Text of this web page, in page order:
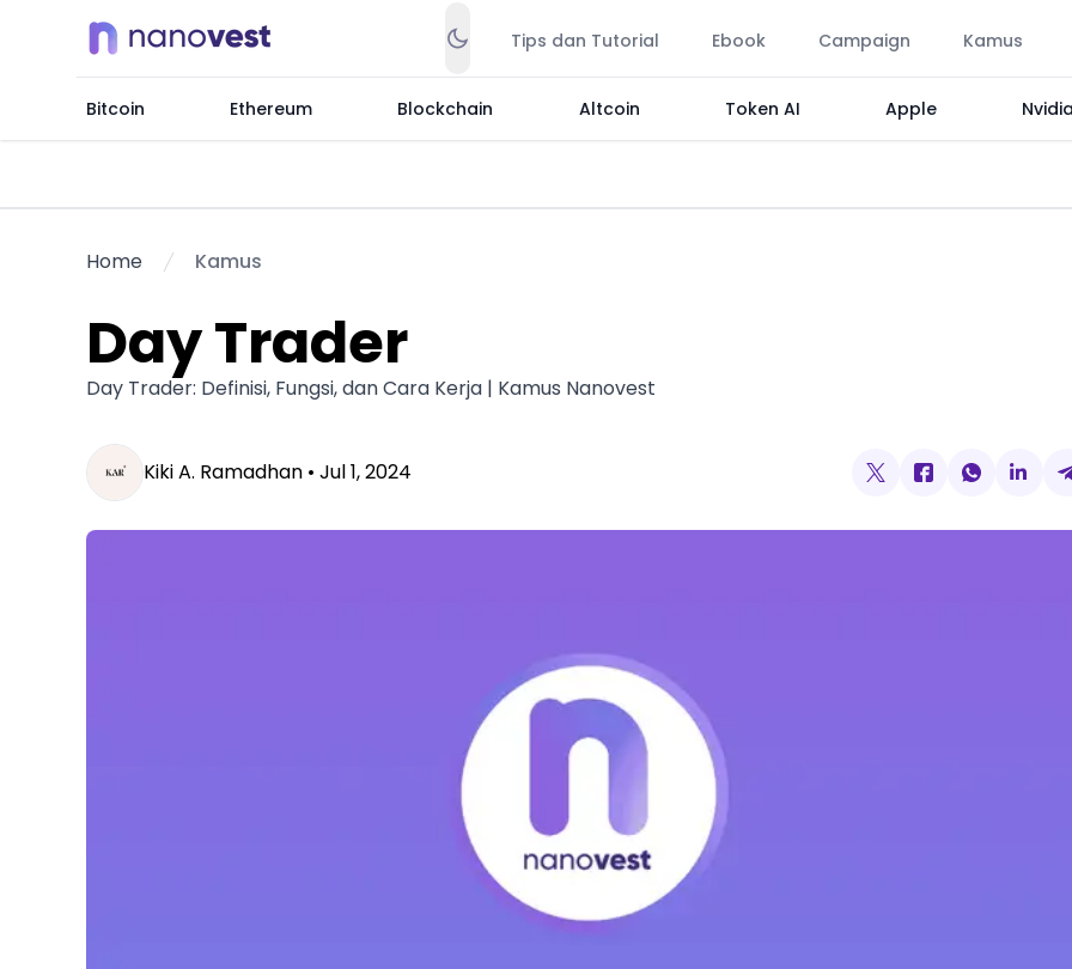
Tips dan Tutorial Ebook Campaign Kamus
Bitcoin Ethereum Blockchain Altcoin Token AI Apple Nvidia
Home Kamus
Day Trader
Day Trader: Definisi, Fungsi, dan Cara Kerja | Kamus Nanovest
Kiki A. Ramadhan • Jul 1, 2024